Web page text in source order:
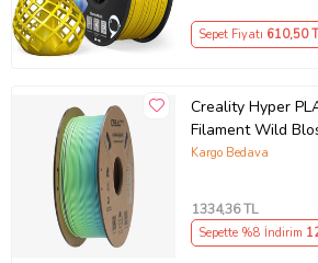
Sepet Fiyatı 610,50
Creality Hyper
Filament Wild
1.75mm 1kg
Kargo Bedava
1334,36 TL
Sepette %8 İndirim